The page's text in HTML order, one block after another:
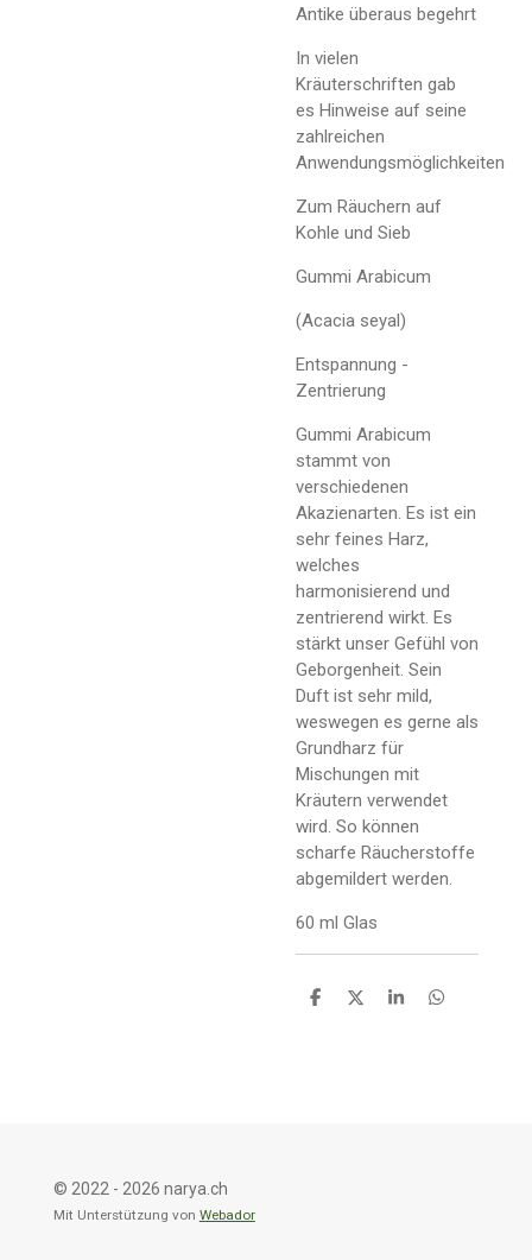
Antike überaus begehrt
In vielen
Kräuterschriften gab
es Hinweise auf seine
zahlreichen
Anwendungsmöglichkeiten
Zum Räuchern auf
Kohle und Sieb
Gummi Arabicum
(Acacia seyal)
Entspannung -
Zentrierung
Gummi Arabicum
stammt von
verschiedenen
Akazienarten. Es ist ein
sehr feines Harz,
welches
harmonisierend und
zentrierend wirkt. Es
stärkt unser Gefühl von
Geborgenheit. Sein
Duft ist sehr mild,
weswegen es gerne als
Grundharz für
Mischungen mit
Kräutern verwendet
wird. So können
scharfe Räucherstoffe
abgemildert werden.
60 ml Glas
T
T
T
T
© 2022 - 2026 narya.ch
Mit Unterstützung von Webador